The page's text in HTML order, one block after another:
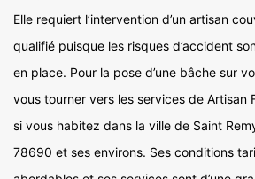
Elle requiert l’intervention d’un artisan
qualifié puisque les risques d’accident
en place. Pour la pose d’une bâche sur
vous tourner vers les services de Artisan
si vous habitez dans la ville de Saint
78690 et ses environs. Ses conditions